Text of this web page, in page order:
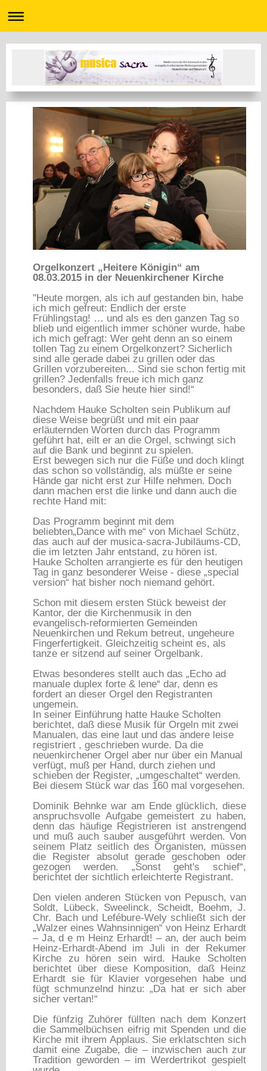
Orgelkonzert „Heitere Königin“ am
08.03.2015 in der Neuenkirchener Kirche
"Heute morgen, als ich auf gestanden bin, habe
ich mich gefreut: Endlich der erste
Frühlingstag! … und als es den ganzen Tag so
blieb und eigentlich immer schöner wurde, habe
ich mich gefragt: Wer geht denn an so einem
tollen Tag zu einem Orgelkonzert? Sicherlich
sind alle gerade dabei zu grillen oder das
Grillen vorzubereiten... Sind sie schon fertig mit
grillen? Jedenfalls freue ich mich ganz
besonders, daß Sie heute hier sind!“
Nachdem Hauke Scholten sein Publikum auf
diese Weise begrüßt und mit ein paar
erläuternden Worten durch das Programm
geführt hat, eilt er an die Orgel, schwingt sich
auf die Bank und beginnt zu spielen.
Erst bewegen sich nur die Füße und doch klingt
das schon so vollständig, als müßte er seine
Hände gar nicht erst zur Hilfe nehmen. Doch
dann machen erst die linke und dann auch die
rechte Hand mit:
Das Programm beginnt mit dem
beliebten„Dance with me“ von Michael Schütz,
das auch auf der musica-sacra-Jubiläums-CD,
die im letzten Jahr entstand, zu hören ist.
Hauke Scholten arrangierte es für den heutigen
Tag in ganz besonderer Weise - diese „special
version“ hat bisher noch niemand gehört.
Schon mit diesem ersten Stück beweist der
Kantor, der die Kirchenmusik in den
evangelisch-reformierten Gemeinden
Neuenkirchen und Rekum betreut, ungeheure
Fingerfertigkeit. Gleichzeitig scheint es, als
tanze er sitzend auf seiner Orgelbank.
Etwas besonderes stellt auch das „Echo ad
manuale duplex forte & lene“ dar, denn es
fordert an dieser Orgel den Registranten
ungemein.
In seiner Einführung hatte Hauke Scholten
berichtet, daß diese Musik für Orgeln mit zwei
Manualen, das eine laut und das andere leise
registriert , geschrieben wurde. Da die
neuenkirchener Orgel aber nur über ein Manual
verfügt, muß per Hand, durch ziehen und
schieben der Register, „umgeschaltet“ werden.
Bei diesem Stück war das 160 mal vorgesehen.
Dominik Behnke war am Ende glücklich, diese
anspruchsvolle Aufgabe gemeistert zu haben,
denn das häufige Registrieren ist anstrengend
und muß auch sauber ausgeführt werden. Von
seinem Platz seitlich des Organisten, müssen
die Register absolut gerade geschoben oder
gezogen werden. „Sonst geht's schief“,
berichtet der sichtlich erleichterte Registrant.
Den vielen anderen Stücken von Pepusch, van
Soldt, Lübeck, Sweelinck, Scheidt, Boehm, J.
Chr. Bach und Lefébure-Wely schließt sich der
„Walzer eines Wahnsinnigen“ von Heinz Erhardt
– Ja, d e m Heinz Erhardt! – an, der auch beim
Heinz-Erhardt-Abend im Juli in der Rekumer
Kirche zu hören sein wird. Hauke Scholten
berichtet über diese Komposition, daß Heinz
Erhardt sie für Klavier vorgesehen habe und
fügt schmunzelnd hinzu: „Da hat er sich aber
sicher vertan!“
Die fünfzig Zuhörer füllten nach dem Konzert
die Sammelbüchsen eifrig mit Spenden und die
Kirche mit ihrem Applaus. Sie erklatschten sich
damit eine Zugabe, die – inzwischen auch zur
Tradition geworden – im Werdertrikot gespielt